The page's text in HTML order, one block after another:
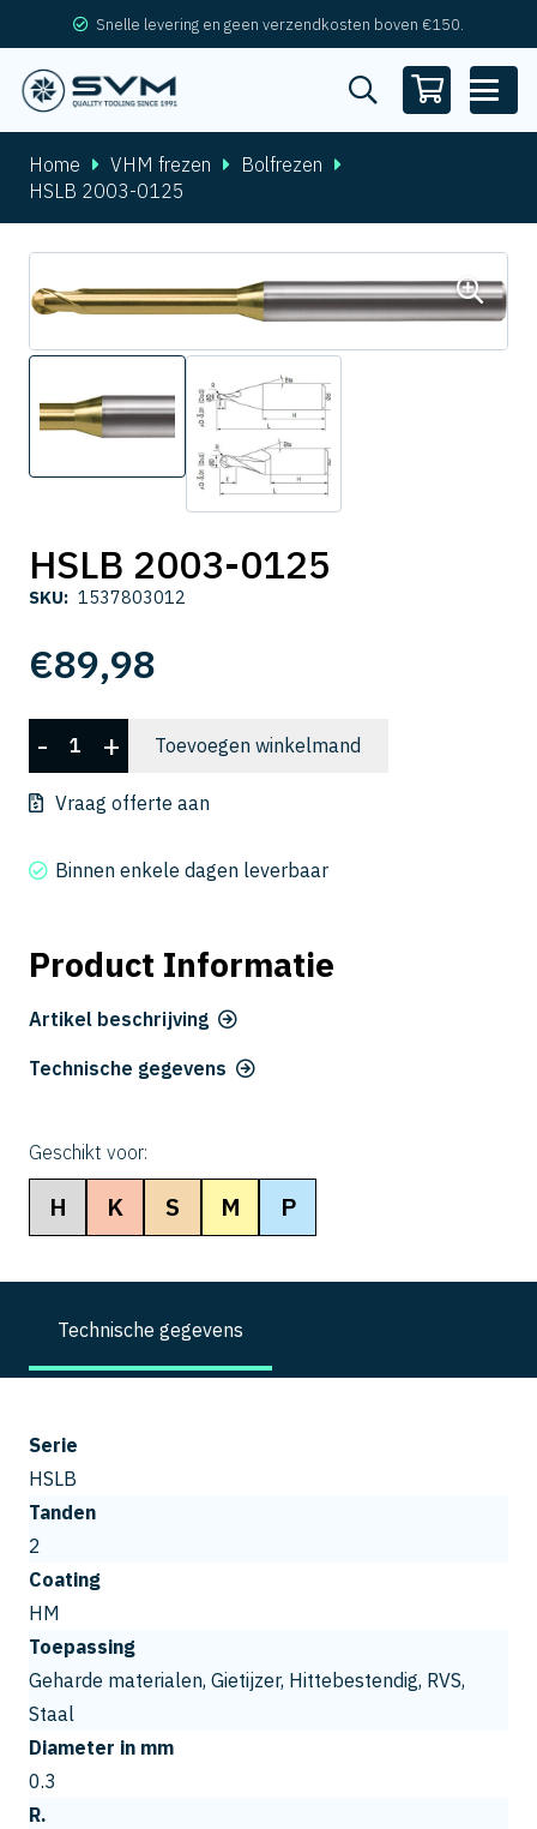
Snelle levering en geen verzendkosten boven €150.
Home VHM frezen
Bolfrezen
HSLB 2003-0125
HSLB 2003-0125
SKU: 1537803012
€89,98
HSLB
2003-
0125
- + Toevoegen winkelmand
Vraag offerte aan
Binnen enkele dagen leverbaar
Product Informatie
Artikel beschrijving
Technische gegevens
Geschikt voor:
H K S M P
Technische gegevens
Serie
HSLB
Tanden
2
Coating
HM
Toepassing
Geharde materialen, Gietijzer, Hittebestendig, RVS,
Staal
Diameter in mm
0.3
R.